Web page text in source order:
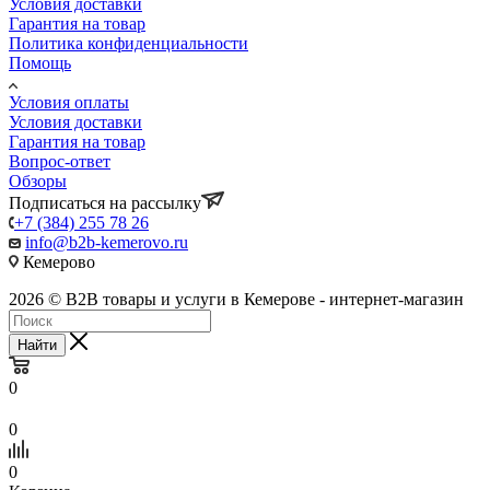
Гарантия на товар
Политика конфиденциальности
Помощь
Условия оплаты
Условия доставки
Гарантия на товар
Вопрос-ответ
Обзоры
Подписаться на рассылку
+7 (384) 255 78 26
info@b2b-kemerovo.ru
Кемерово
2026 © B2B товары и услуги в Кемерове - интернет-магазин
Найти
0
0
0